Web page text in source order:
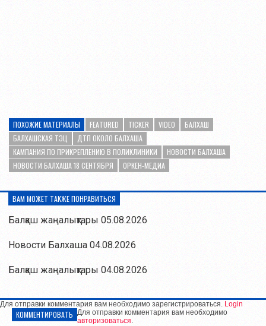
ПОХОЖИЕ МАТЕРИАЛЫ FEATURED TICKER VIDEO
БАЛХАШ
БАЛХАШСКАЯ ТЭЦ
ДТП ОКОЛО БАЛХАША
КАМПАНИЯ ПО ПРИКРЕПЛЕНИЮ В ПОЛИКЛИНИКИ
НОВОСТИ БАЛХАША
НОВОСТИ БАЛХАША 18 СЕНТЯБРЯ
ОРКЕН-МЕДИА
ВАМ МОЖЕТ ТАКЖЕ ПОНРАВИТЬСЯ
Балқаш жаңалықтары 05.08.2026
Новости Балхаша 04.08.2026
Балқаш жаңалықтары 04.08.2026
Для отправки комментария вам необходимо зарегистрироваться. Login
КОММЕНТИРОВАТЬ Для отправки комментария вам необходимо
авторизоваться.